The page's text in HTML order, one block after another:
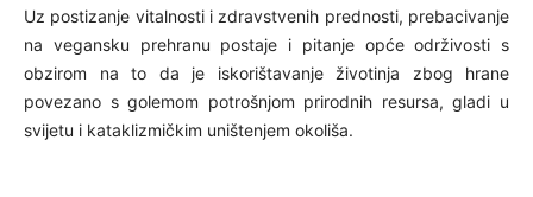
Uz postizanje vitalnosti i zdravstvenih prednosti, prebacivanje
na vegansku prehranu postaje i pitanje opće održivosti s
obzirom na to da je iskorištavanje životinja zbog hrane
povezano s golemom potrošnjom prirodnih resursa, gladi u
svijetu i kataklizmičkim uništenjem okoliša.